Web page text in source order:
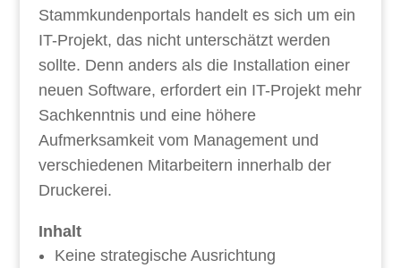
Stammkundenportals handelt es sich um ein
IT-Projekt, das nicht unterschätzt werden
sollte. Denn anders als die Installation einer
neuen Software, erfordert ein IT-Projekt mehr
Sachkenntnis und eine höhere
Aufmerksamkeit vom Management und
verschiedenen Mitarbeitern innerhalb der
Druckerei.
Inhalt
Keine strategische Ausrichtung